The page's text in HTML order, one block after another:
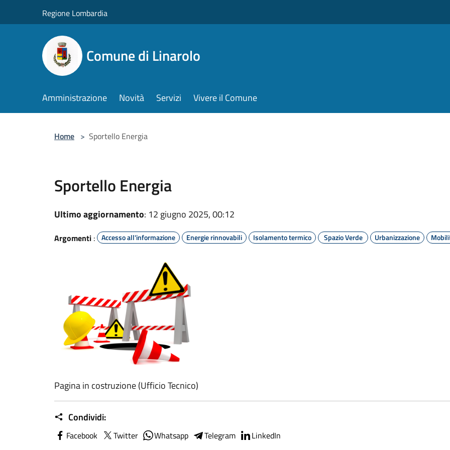
Regione Lombardia
Comune di Linarolo
Amministrazione Novità Servizi Vivere il Comune
Home > Sportello Energia
Sportello Energia
Ultimo aggiornamento: 12 giugno 2025, 00:12
Argomenti : Accesso all'informazione Energie rinnovabili Isolamento termico Spazio Verde Urbanizzazione
Pagina in costruzione (Ufficio Tecnico)
Condividi:
Facebook Twitter Whatsapp Telegram LinkedIn